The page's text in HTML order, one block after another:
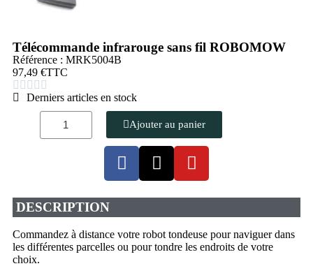
Télécommande infrarouge sans fil ROBOMOW
Référence : MRK5004B
97,49 €TTC
    
Derniers articles en stock
Ajouter au panier
DESCRIPTION
Commandez à distance votre robot tondeuse pour naviguer dans
les différentes parcelles ou pour tondre les endroits de votre
choix.